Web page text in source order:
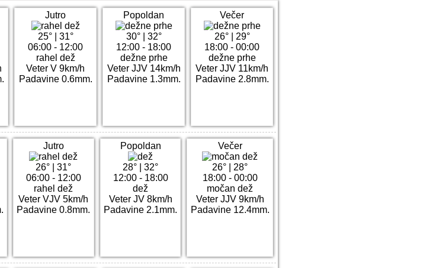
Jutro
25°| 31°
06:00 - 12:00
rahel dež
Veter V 9km/h
Padavine 0.6mm.
Popoldan
30°| 32°
12:00 - 18:00
dežne prhe
Veter JJV 14km/h
Padavine 1.3mm.
Večer
26°| 29°
18:00 - 00:00
dežne prhe
Veter JJV 11km/h
Padavine 2.8mm.
Jutro
26° |31°
06:00 - 12:00
rahel dež
Veter VJV 5km/h
Padavine 0.8mm.
Popoldan
28° |32°
12:00 - 18:00
dež
Veter JV 8km/h
Padavine 2.1mm.
Večer
26°
28°
18:00 - 00:00
močan dež
Veter JJV 9km/h
Padavine 12.4mm.